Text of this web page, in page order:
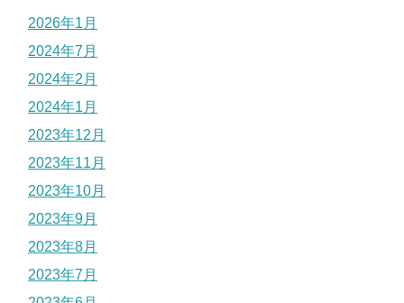
2026年1月
2024年7月
2024年2月
2024年1月
2023年12月
2023年11月
2023年10月
2023年9月
2023年8月
2023年7月